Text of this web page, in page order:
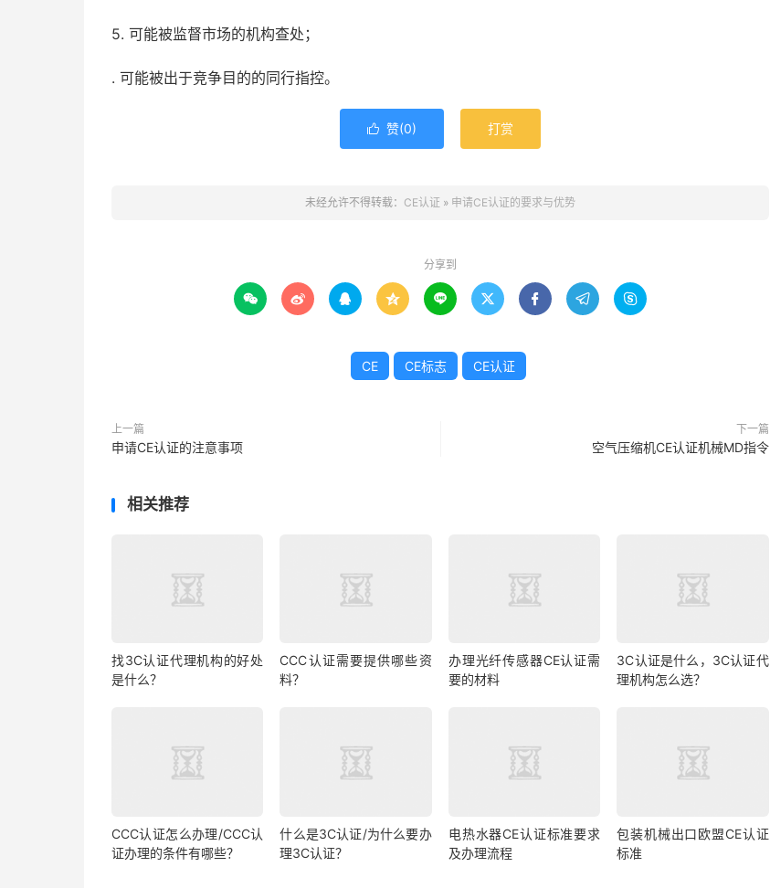
5. 可能被监督市场的机构查处；
. 可能被出于竞争目的的同行指控。
 赞(0) 打赏
未经允许不得转载： CE认证 » 申请CE认证的要求与优势
分享到
        
CE CE标志 CE认证
上一篇
申请CE认证的注意事项
下一篇
空气压缩机CE认证机械MD指令
相关推荐
找3C认证代理机构的好处
是什么？
CCC认证需要提供哪些资
料？
办理光纤传感器CE认证需
要的材料
3C认证是什么，3C认证代
理机构怎么选？
CCC认证怎么办理/CCC认
证办理的条件有哪些？
什么是3C认证/为什么要办
理3C认证？
电热水器CE认证标准要求
及办理流程
包装机械出口欧盟CE认证
标准